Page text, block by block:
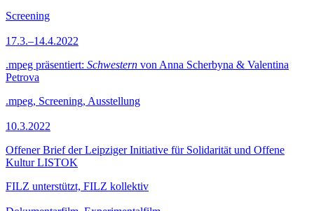
Screening
17.3.–14.4.2022
.mpeg präsentiert: Schwestern von Anna Scherbyna & Valentina
Petrova
.mpeg, Screening, Ausstellung
10.3.2022
Offener Brief der Leipziger Initiative für Solidarität und Offene
Kultur LISTOK
FILZ unterstützt, FILZ kollektiv